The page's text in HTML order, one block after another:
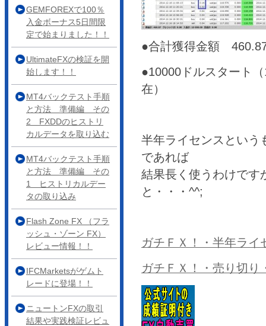
●合計獲得金額
●10000ドルスタート
在）
半年ライセンスという
であれば
結果長く使うわけです
と・・・^^;
ガチＦＸ！・半年ライ
ガチＦＸ！・売り切り
GEMFOREXで100％
入金ボーナス5日間限
定で始まりました！！
UltimateFXの検証を開
始します！！
MT4バックテスト手順
と方法 準備編 その
2 FXDDのヒストリ
カルデータを取り込む
MT4バックテスト手順
と方法 準備編 その
1 ヒストリカルデー
タの取り込み
Flash Zone FX （フラ
ッシュ・ゾーン FX）
レビュー情報！！
IFCMarketsがゲムト
レードに登場！！
ニュートンFXの取引
結果や実践検証レビュ